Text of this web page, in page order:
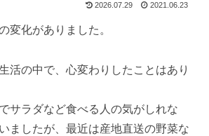
2026.07.29 2021.06.23
変化がありました。
活の中で、心変わりしたことはあり
サラダなど食べる人の気がしれな
ましたが、最近は産地直送の野菜な